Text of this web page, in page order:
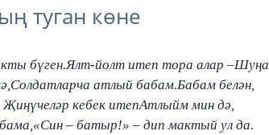
туган көне
бүген.Ялт-йолт итеп тора алар –Шуңа
атлый бабам.Бабам белән,
кебек итепАтлыйм мин дә,
– батыр!» – дип мактый ул да.